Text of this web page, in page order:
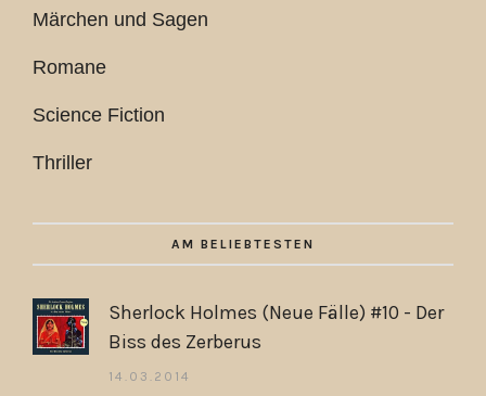
Märchen und Sagen
Romane
Science Fiction
Thriller
AM BELIEBTESTEN
Sherlock Holmes (Neue Fälle) #10 - Der
Biss des Zerberus
14.03.2014